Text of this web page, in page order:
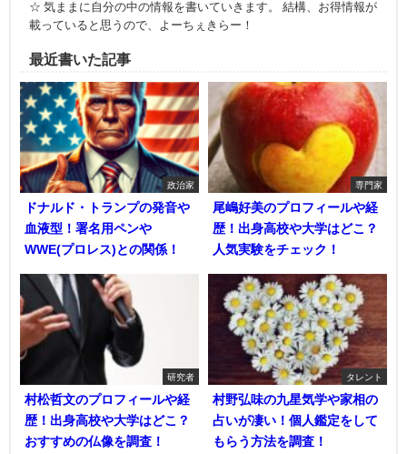
☆ 気ままに自分の中の情報を書いていきます。 結構、お得情報が
載っていると思うので、よーちぇきらー！
最近書いた記事
政治家
ドナルド・トランプの発音や
血液型！署名用ペンや
WWE(プロレス)との関係！
専門家
尾嶋好美のプロフィールや経
歴！出身高校や大学はどこ？
人気実験をチェック！
研究者
村松哲文のプロフィールや経
歴！出身高校や大学はどこ？
おすすめの仏像を調査！
タレント
村野弘味の九星気学や家相の
占いが凄い！個人鑑定をして
もらう方法を調査！